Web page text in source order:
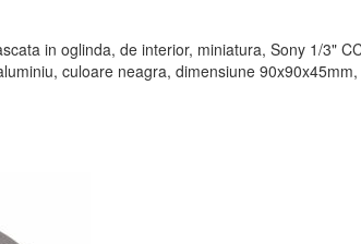
in oglinda, de interior, miniatura, Sony 1/3"
culoare neagra, dimensiune